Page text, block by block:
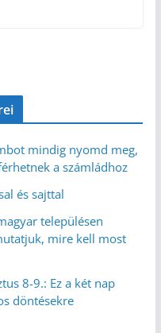
mindig nyomd meg,
a számládhoz
és sajttal
településen
mire kell most
8-9.: Ez a két nap
döntésekre